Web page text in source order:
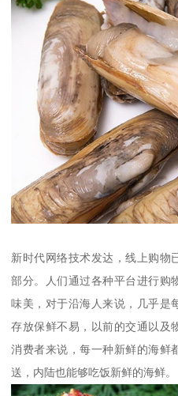
新时代网络技术发达，线上购物
部分。人们通过各种平台进行购
味美，对于沿海人来说，几乎是
存放保鲜不易，以前的交通以及
消费者来说，每一种新鲜的海鲜
送，内陆也能够吃饭新鲜的海鲜。